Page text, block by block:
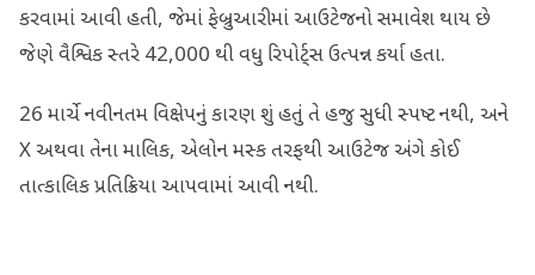
કરવામાં આવી હતી, જેમાં ફેબ્રુઆરીમાં આઉટેજનો સમાવેશ થાય છે
જેણે વૈશ્વિક સ્તરે 42,000 થી વધુ રિપોર્ટ્સ ઉત્પન્ન કર્યા હતા.
26 માર્ચે નવીનતમ વિક્ષેપનું કારણ શું હતું તે હજુ સુધી સ્પષ્ટ નથી, અને
X અથવા તેના માલિક, એલોન મસ્ક તરફથી આઉટેજ અંગે કોઈ
તાત્કાલિક પ્રતિક્રિયા આપવામાં આવી નથી.